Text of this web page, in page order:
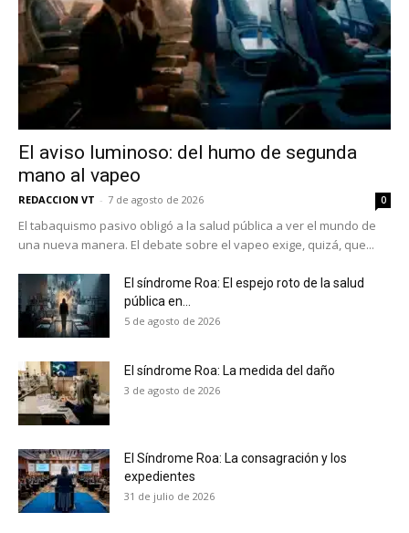
No te pierdas de las
El aviso luminoso: del humo de segunda
mano al vapeo
REDACCION VT - 7 de agosto de 2026 0
El tabaquismo pasivo obligó a la salud pública a ver el mundo de
una nueva manera. El debate sobre el vapeo exige, quizá, que...
El síndrome Roa: El espejo roto de la salud
pública en...
5 de agosto de 2026
El síndrome Roa: La medida del daño
3 de agosto de 2026
El Síndrome Roa: La consagración y los
expedientes
31 de julio de 2026